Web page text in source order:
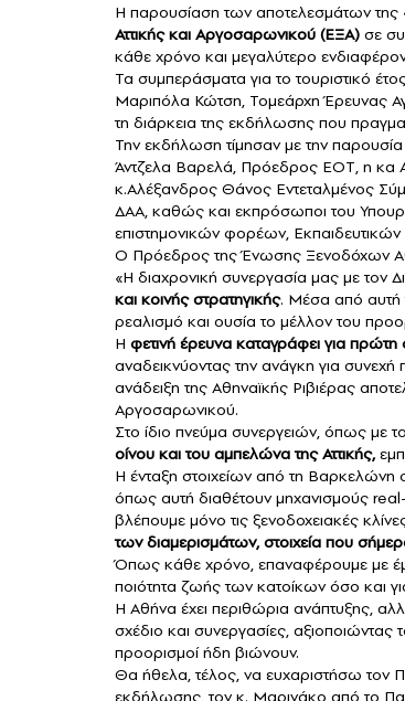
Η παρουσίαση των αποτελεσμάτων της
Αττικής και Αργοσαρωνικού (ΕΞΑ) σε
κάθε χρόνο και μεγαλύτερο
Τα συμπεράσματα για το τουριστικό
Μαριπόλα Κώτση, Τομεάρχη Έρευνας
τη διάρκεια της εκδήλωσης που
Την εκδήλωση τίμησαν με την
Άντζελα Βαρελά, Πρόεδρος ΕΟΤ, η κα
κ.Αλέξανδρος Θάνος Εντεταλμένος
ΔΑΑ, καθώς και εκπρόσωποι του
επιστημονικών φορέων,
Ο Πρόεδρος της Ένωσης Ξενοδόχων
«Η διαχρονική συνεργασία μας με τον
και κοινής στρατηγικής. Μέσα από αυτή
ρεαλισμό και ουσία το μέλλον του
Η φετινή έρευνα καταγράφει για
αναδεικνύοντας την ανάγκη για
ανάδειξη της Αθηναϊκής Ριβιέρας
Αργοσαρωνικού.
Στο ίδιο πνεύμα συνεργειών, όπως με
οίνου και του αμπελώνα της Αττικής,
Η ένταξη στοιχείων από τη Βαρκελώνη
όπως αυτή διαθέτουν μηχανισμούς
βλέπουμε μόνο τις ξενοδοχειακές
των διαμερισμάτων, στοιχεία που
Όπως κάθε χρόνο, επαναφέρουμε με
ποιότητα ζωής των κατοίκων όσο και
Η Αθήνα έχει περιθώρια ανάπτυξης,
σχέδιο και συνεργασίες,
προορισμοί ήδη βιώνουν.
Θα ήθελα, τέλος, να ευχαριστήσω